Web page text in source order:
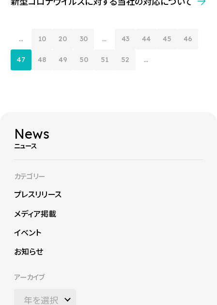
... 10 20 30 ... 43 44 45 46
47 48 49 50 51 52 ...
News
ニュース
カテゴリー
プレスリリース
メディア掲載
イベント
お知らせ
アーカイブ